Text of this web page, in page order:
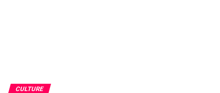
CULTURE